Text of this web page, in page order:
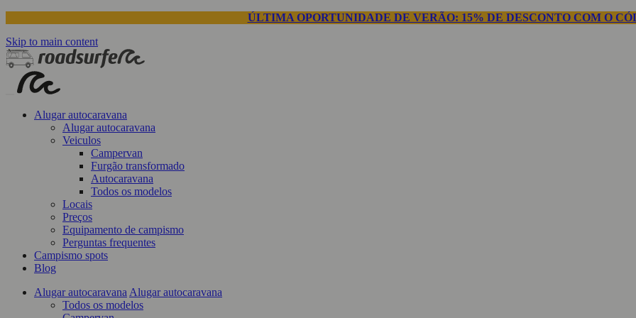
ÚLTIMA OPORTUNIDADE DE VERÃO: 15% DE DESCONTO COM O
Skip to main content
Alugar autocaravana
Alugar autocaravana
Veiculos
Campervan
Furgão transformado
Autocaravana
Todos os modelos
Locais
Preços
Equipamento de campismo
Perguntas frequentes
Campismo spots
Blog
Alugar autocaravana Alugar autocaravana
Todos os modelos